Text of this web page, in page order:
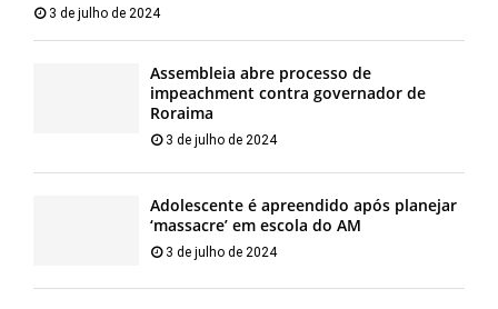
3 de julho de 2024
Assembleia abre processo de
impeachment contra governador de
Roraima
3 de julho de 2024
Adolescente é apreendido após planejar
‘massacre’ em escola do AM
3 de julho de 2024